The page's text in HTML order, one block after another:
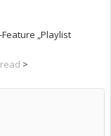
„Playlist
>